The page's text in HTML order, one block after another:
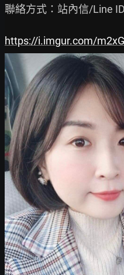
聯絡方式：站內信/Line
https://i.imgur.com/